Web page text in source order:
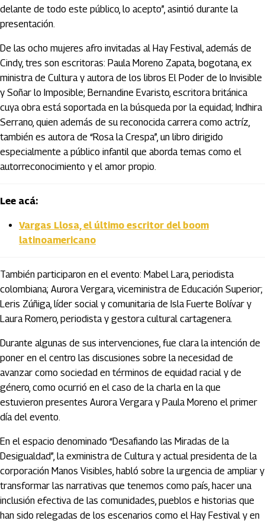
delante de todo este público, lo acepto”, asintió durante la
presentación.
De las ocho mujeres afro invitadas al Hay Festival, además de
Cindy, tres son escritoras: Paula Moreno Zapata, bogotana, ex
ministra de Cultura y autora de los libros El Poder de lo Invisible
y Soñar lo Imposible; Bernandine Evaristo, escritora británica
cuya obra está soportada en la búsqueda por la equidad; Indhira
Serrano, quien además de su reconocida carrera como actríz,
también es autora de “Rosa la Crespa”, un libro dirigido
especialmente a público infantil que aborda temas como el
autorreconocimiento y el amor propio.
Lee acá:
Vargas Llosa, el último escritor del boom
latinoamericano
También participaron en el evento: Mabel Lara, periodista
colombiana; Aurora Vergara, viceministra de Educación Superior;
Leris Zúñiga, líder social y comunitaria de Isla Fuerte Bolívar y
Laura Romero, periodista y gestora cultural cartagenera.
Durante algunas de sus intervenciones, fue clara la intención de
poner en el centro las discusiones sobre la necesidad de
avanzar como sociedad en términos de equidad racial y de
género, como ocurrió en el caso de la charla en la que
estuvieron presentes Aurora Vergara y Paula Moreno el primer
día del evento.
En el espacio denominado “Desafiando las Miradas de la
Desigualdad”, la exministra de Cultura y actual presidenta de la
corporación Manos Visibles, habló sobre la urgencia de ampliar y
transformar las narrativas que tenemos como país, hacer una
inclusión efectiva de las comunidades, pueblos e historias que
han sido relegadas de los escenarios como el Hay Festival y en